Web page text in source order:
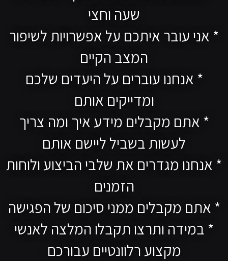
שעה וחצי
* אני עובר איתכם על אפשרויות לשיפור
המצב הקיים
* אנחנו עוברים על היעדים שלכם
ומדייקים אותם
* אתם מקבלים מידע איך ומה צריך
לעשות בשביל ליישם אותם
* אנחנו מגדרים את שלבי הביצוע ולוחות
הזמנים
* אתם מקבלים ממני סיכום של הפגישה
* במידה ותרצו תקבלו המלצה לאנשי
מקצוע רלוונטיים עבורכם